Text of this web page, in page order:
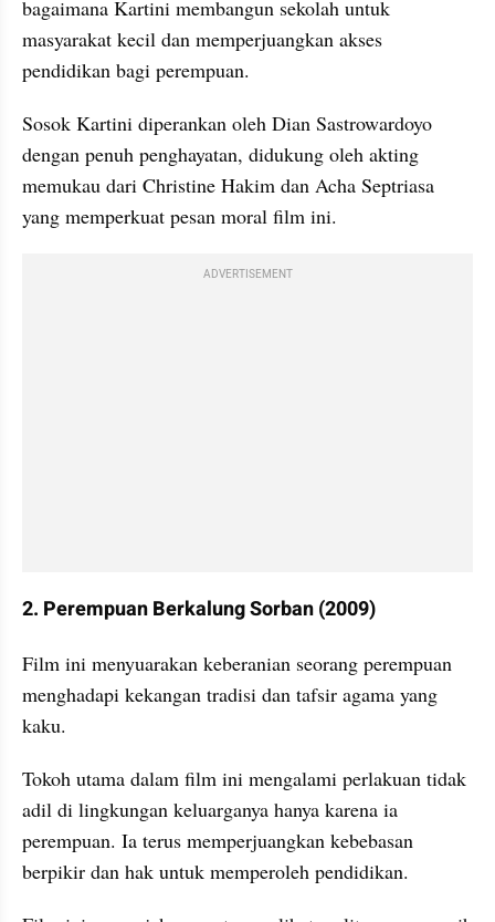
bagaimana Kartini membangun sekolah untuk
masyarakat kecil dan memperjuangkan akses
pendidikan bagi perempuan.
Sosok Kartini diperankan oleh Dian Sastrowardoyo
dengan penuh penghayatan, didukung oleh akting
memukau dari Christine Hakim dan Acha Septriasa
yang memperkuat pesan moral film ini.
ADVERTISEMENT
2. Perempuan Berkalung Sorban (2009)
Film ini menyuarakan keberanian seorang perempuan
menghadapi kekangan tradisi dan tafsir agama yang
kaku.
Tokoh utama dalam film ini mengalami perlakuan tidak
adil di lingkungan keluarganya hanya karena ia
perempuan. Ia terus memperjuangkan kebebasan
berpikir dan hak untuk memperoleh pendidikan.